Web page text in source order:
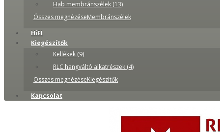
Hab membránszélek (13)
Összes megnézéseMembránszélek
HiFI
Kiegészítők
Kellékek (9)
RLC hangváltó alkatrészek (4)
Összes megnézéseKiegészítők
Kapcsolat